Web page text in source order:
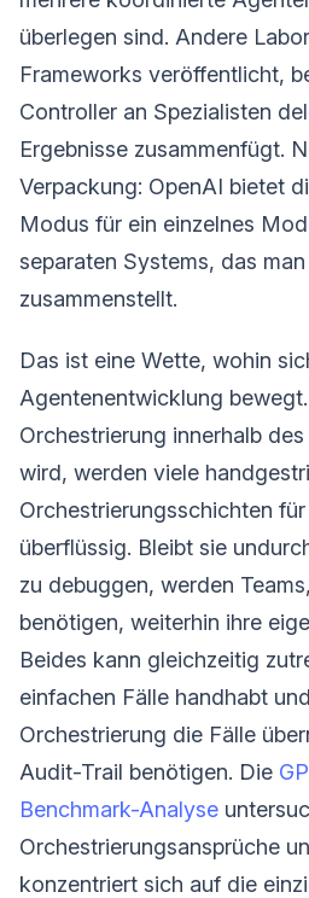
überlegen sind. Andere
Frameworks veröffentlicht,
Controller an Spezialisten
Ergebnisse zusammenfügt.
Verpackung: OpenAI bietet
Modus für ein einzelnes
separaten Systems, das
zusammenstellt.
Das ist eine Wette, wohin
Agentenentwicklung
Orchestrierung innerhalb
wird, werden viele
Orchestrierungsschichten
überflüssig. Bleibt sie
zu debuggen, werden
benötigen, weiterhin ihre
Beides kann gleichzeitig
einfachen Fälle handhabt
Orchestrierung die Fälle
Audit-Trail benötigen. Die
Benchmark-Analyse
Orchestrierungsansprüche
konzentriert sich auf die